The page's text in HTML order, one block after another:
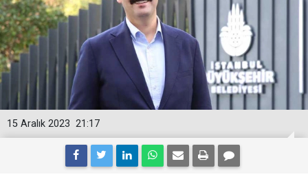
21:17
15 Aralık 2023